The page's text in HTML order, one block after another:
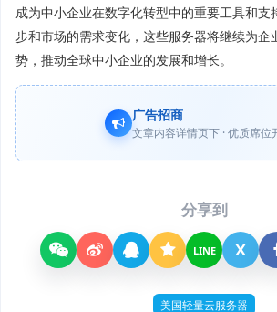
成为中小企业在数字化转型中的重要工具和支
步和市场的需求变化，这些服务器将继续为企
势，推动全球中小企业的发展和增长。
广告招商
文章内容详情页下 · 优质席位
分享到
LINE X
美国轻量云服务器